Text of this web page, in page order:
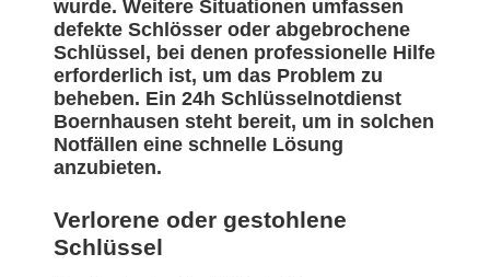
wurde. Weitere Situationen umfassen
defekte Schlösser oder abgebrochene
Schlüssel, bei denen professionelle Hilfe
erforderlich ist, um das Problem zu
beheben. Ein 24h Schlüsselnotdienst
Boernhausen steht bereit, um in solchen
Notfällen eine schnelle Lösung
anzubieten.
Verlorene oder gestohlene
Schlüssel